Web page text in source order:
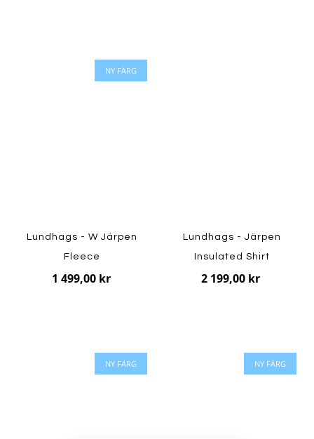
NY FÄRG
Lundhags - W Järpen
Fleece
1 499,00 kr
Lundhags - Järpen
Insulated Shirt
2 199,00 kr
NY FÄRG NY FÄRG